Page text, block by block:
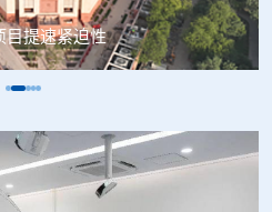
持股90%打通核医疗全产业链